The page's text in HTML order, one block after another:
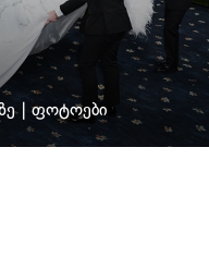
| ფოტოები